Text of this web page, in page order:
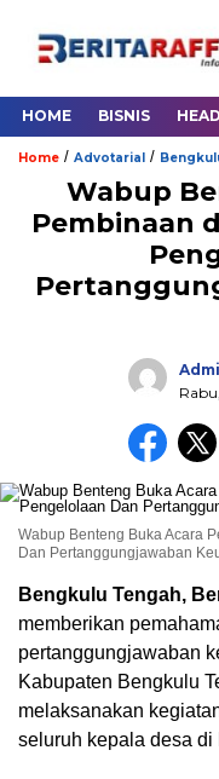
HOME BISNIS
Home / Advotarial /
Wabup
Pembinaan
Wabup Benteng Buka Acara
Dan Pertanggungjawaban
Bengkulu Tengah,
memberikan
pertanggungjawaban
Kabupaten Bengkulu
melaksanakan
seluruh kepala desa di